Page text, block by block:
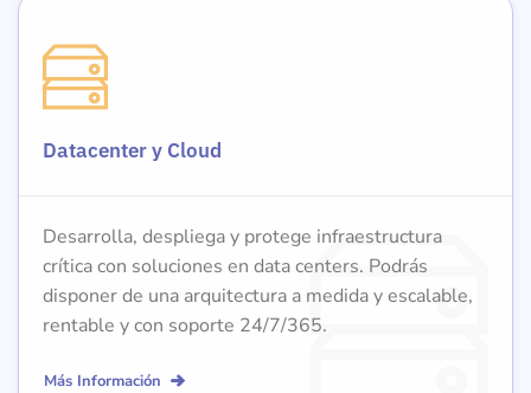
Datacenter y Cloud
Desarrolla, despliega y protege infraestructura
crítica con soluciones en data centers. Podrás
disponer de una arquitectura a medida y escalable,
rentable y con soporte 24/7/365.
Más Información